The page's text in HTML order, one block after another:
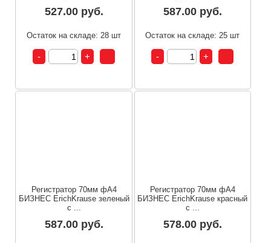
527.00 руб.
Остаток на складе: 28 шт
587.00 руб.
Остаток на складе: 25 шт
Регистратор 70мм фА4
БИЗНЕС ErichKrause зеленый
с ...
587.00 руб.
Регистратор 70мм фА4
БИЗНЕС ErichKrause красный
с ...
578.00 руб.